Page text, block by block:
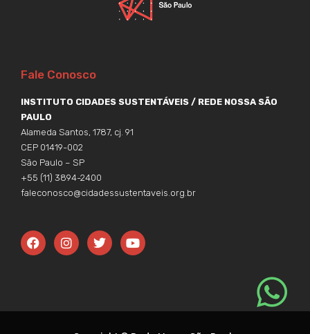
Fale Conosco
INSTITUTO CIDADES SUSTENTÁVEIS / REDE NOSSA SÃO
PAULO
Alameda Santos, 1787, cj. 91
CEP 01419-002
São Paulo – SP
+55 (11) 3894-2400
faleconosco@cidadessustentaveis.org.br
F
a
c
o
I
n
s
r
T
w
i
r
Y
o
u
e